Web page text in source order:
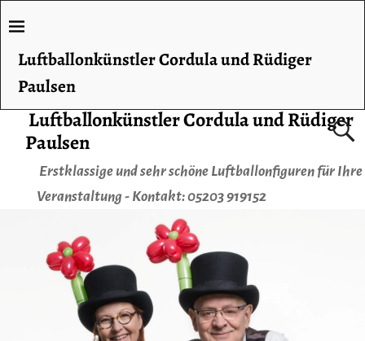
Luftballonkünstler Cordula und Rüdiger
Paulsen
Erstklassige und sehr schöne Luftballonfiguren für Ihre
Veranstaltung - Kontakt: 05203 919152
Luftballonkünstler Cordula und Rüdiger
Paulsen